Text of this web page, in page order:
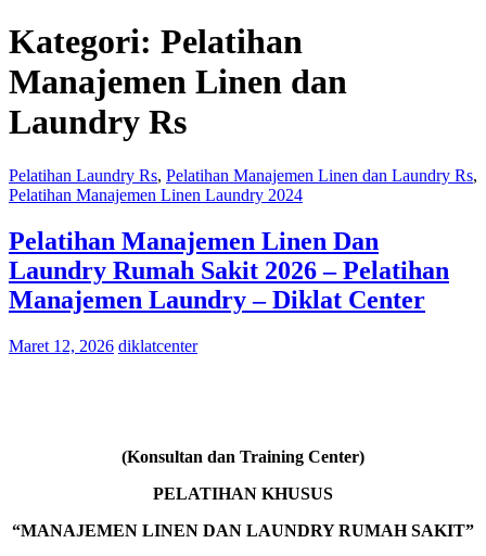
Kategori: Pelatihan
Manajemen Linen dan
Laundry Rs
Pelatihan Laundry Rs, Pelatihan Manajemen Linen dan Laundry Rs,
Pelatihan Manajemen Linen Laundry 2024
Pelatihan Manajemen Linen Dan
Laundry Rumah Sakit 2026 – Pelatihan
Manajemen Laundry – Diklat Center
Maret 12, 2026 diklatcenter
(Konsultan dan Training Center)
PELATIHAN KHUSUS
“MANAJEMEN LINEN DAN LAUNDRY RUMAH SAKIT”